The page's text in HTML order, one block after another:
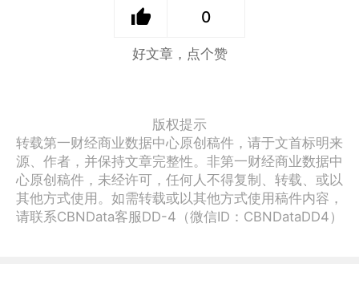
0
好文章，点个赞
版权提示
转载第一财经商业数据中心原创稿件，请于文首标明来
源、作者，并保持文章完整性。非第一财经商业数据中
心原创稿件，未经许可，任何人不得复制、转载、或以
其他方式使用。如需转载或以其他方式使用稿件内容，
请联系CBNData客服DD-4（微信ID：CBNDataDD4）